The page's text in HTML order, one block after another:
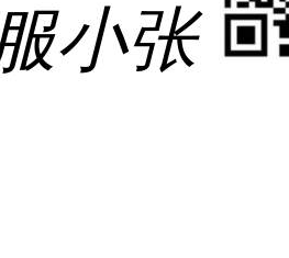
小张